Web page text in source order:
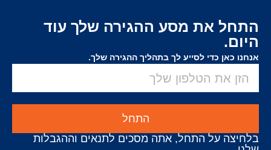
התחל את מסע ההגירה שלך עוד
היום.
אנחנו כאן כדי לסייע לך בתהליך ההגירה שלך.
התחל
בלחיצה על התחל, אתה מסכים לתנאים וההגבלות